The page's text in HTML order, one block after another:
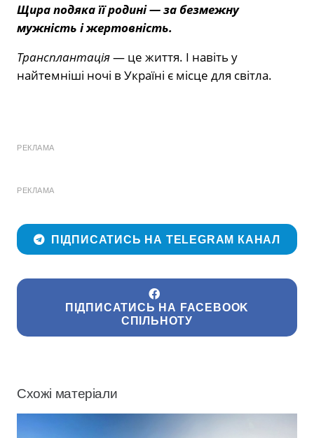
Щира подяка її родині — за безмежну
мужність і жертовність.
Трансплантація— це життя. І навіть у
найтемніші ночі в Україні є місце для світла.
РЕКЛАМА
РЕКЛАМА
ПІДПИСАТИСЬ НА TELEGRAM КАНАЛ
ПІДПИСАТИСЬ НА FACEBOOK
СПІЛЬНОТУ
Схожі матеріали